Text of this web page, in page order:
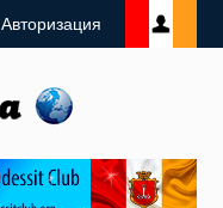
Авторизация